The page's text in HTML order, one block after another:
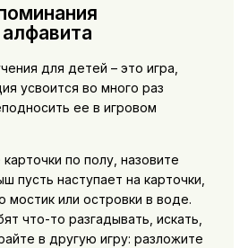
алфавита
для детей – это игра,
усвоится во много раз
ее в игровом
по полу, назовите
пусть наступает на карточки,
мостик или островки в воде.
что-то разгадывать, искать,
в другую игру: разложите